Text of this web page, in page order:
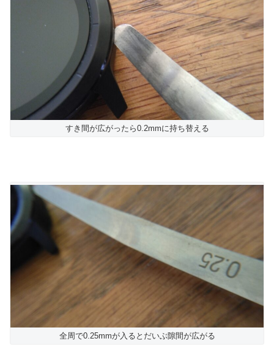
すき間が広がったら0.2mmに持ち替える
全周で0.25mmが入るとだいぶ隙間が広がる